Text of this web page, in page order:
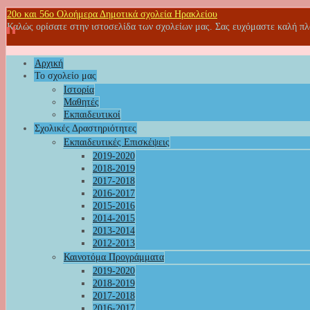
20o και 56ο Ολοήμερα Δημοτικά σχολεία Ηρακλείου
Καλώς ορίσατε στην ιστοσελίδα των σχολείων μας. Σας ευχόμαστε καλή
Αρχική
Το σχολείο μας
Ιστορία
Μαθητές
Εκπαιδευτικοί
Σχολικές Δραστηριότητες
Εκπαιδευτικές Επισκέψεις
2019-2020
2018-2019
2017-2018
2016-2017
2015-2016
2014-2015
2013-2014
2012-2013
Καινοτόμα Προγράμματα
2019-2020
2018-2019
2017-2018